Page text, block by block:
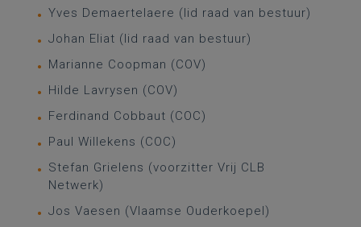
Yves Demaertelaere (lid raad van bestuur)
Johan Eliat (lid raad van bestuur)
Marianne Coopman (COV)
Hilde Lavrysen (COV)
Ferdinand Cobbaut (COC)
Paul Willekens (COC)
Stefan Grielens (voorzitter Vrij CLB
Netwerk)
Jos Vaesen (Vlaamse Ouderkoepel)